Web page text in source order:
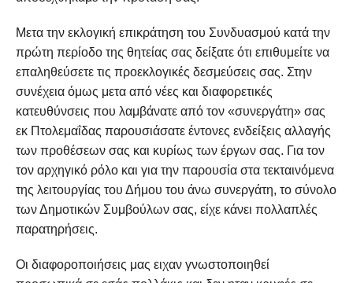
Μετα την εκλογική επικράτηση του Συνδυασμού κατά την
πρώτη περίοδο της θητείας σας δείξατε ότι επιθυμείτε να
επαληθεύσετε τις προεκλογικές δεσμεύσεις σας. Στην
συνέχεια όμως μετα από νέες και διαφορετικές
κατευθύνσεις που λαμβάνατε από τον «συνεργάτη» σας
εκ Πτολεμαΐδας παρουσιάσατε έντονες ενδείξεις αλλαγής
των προθέσεων σας και κυρίως των έργων σας. Για τον
τον αρχηγικό ρόλο και για την παρουσία στα τεκταινόμενα
της λειτουργίας του Δήμου του άνω συνεργάτη, το σύνολο
των Δημοτικών Συμβούλων σας, είχε κάνει πολλαπλές
παρατηρήσεις.
Οι διαφοροποιήσεις μας ειχαν γνωστοποιηθεί